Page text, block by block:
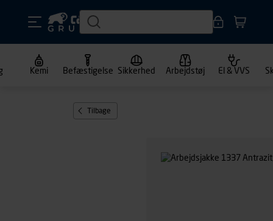
Kemi Befæstigelse Sikkerhed Arbejdstøj El & VVS
Tilbage